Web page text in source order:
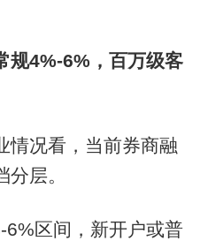
规4%-6%，百万级客
况看，当前券商融
层。
区间，新开户或普